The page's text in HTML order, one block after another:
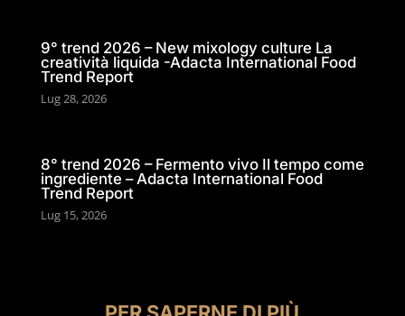
9° trend 2026 – New mixology culture La
creatività liquida -Adacta International Food
Trend Report
Lug 28, 2026
8° trend 2026 – Fermento vivo Il tempo come
ingrediente – Adacta International Food
Trend Report
Lug 15, 2026